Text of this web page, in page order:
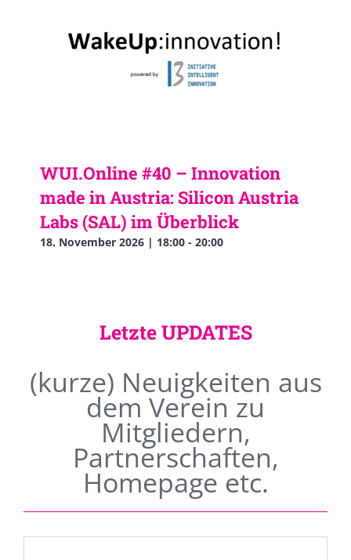
WUI.Online #40 – Innovation
made in Austria: Silicon Austria
Labs (SAL) im Überblick
18. November 2026 | 18:00 - 20:00
Letzte UPDATES
(kurze) Neuigkeiten aus
dem Verein zu
Mitgliedern,
Partnerschaften,
Homepage etc.